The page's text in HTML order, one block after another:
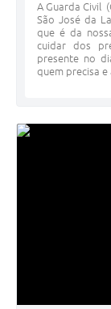
A Guarda Civil
São José da
que é da
cuidar dos
presente no
quem precisa e